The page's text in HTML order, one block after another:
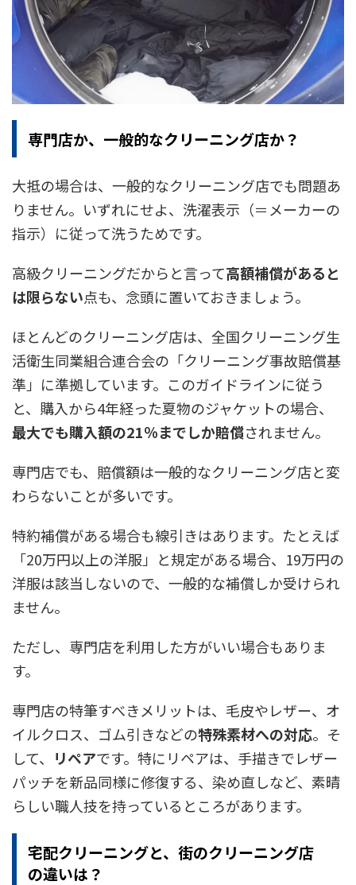
専門店か、一般的なクリーニング店か？
大抵の場合は、一般的なクリーニング店でも問題あ
りません。いずれにせよ、洗濯表示（＝メーカーの
指示）に従って洗うためです。
高級クリーニングだからと言って高額補償があると
は限らない点も、念頭に置いておきましょう。
ほとんどのクリーニング店は、全国クリーニング生
活衛生同業組合連合会の「クリーニング事故賠償基
準」に準拠しています。このガイドラインに従う
と、購入から4年経った夏物のジャケットの場合、
最大でも購入額の21％までしか賠償されません。
専門店でも、賠償額は一般的なクリーニング店と変
わらないことが多いです。
特約補償がある場合も線引きはあります。たとえば
「20万円以上の洋服」と規定がある場合、19万円の
洋服は該当しないので、一般的な補償しか受けられ
ません。
ただし、専門店を利用した方がいい場合もありま
す。
専門店の特筆すべきメリットは、毛皮やレザー、オ
イルクロス、ゴム引きなどの特殊素材への対応。そ
して、
リペアです。特にリペアは、手描きでレザー
パッチを新品同様に修復する、染め直しなど、素晴
らしい職人技を持っているところがあります。
宅配クリーニングと、街のクリーニング店
の違いは？